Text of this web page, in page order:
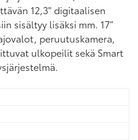
12,3" digitaalisen
sisältyy lisäksi mm. 17”
peruutuskamera,
ulkopeilit sekä Smart